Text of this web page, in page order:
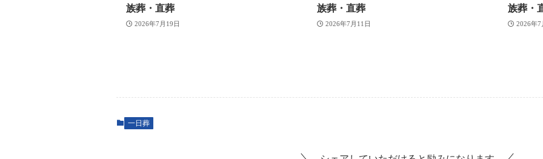
族葬・直葬
2026年7月19日
族葬・直葬
2026年7月11日
族葬・
2026年7
一日葬